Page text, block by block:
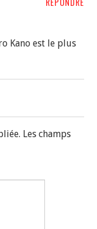
Kano est le plus
Les champs